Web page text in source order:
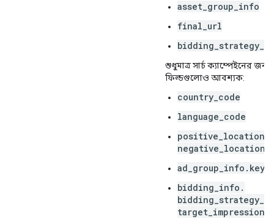
asset_group_info
final_url
শুধুমাত্র সার্চ ক্যাম্পেইনের জন্য,
ফিল্ডগুলোও আবশ্যক:
country_code
language_code
bidding_info.